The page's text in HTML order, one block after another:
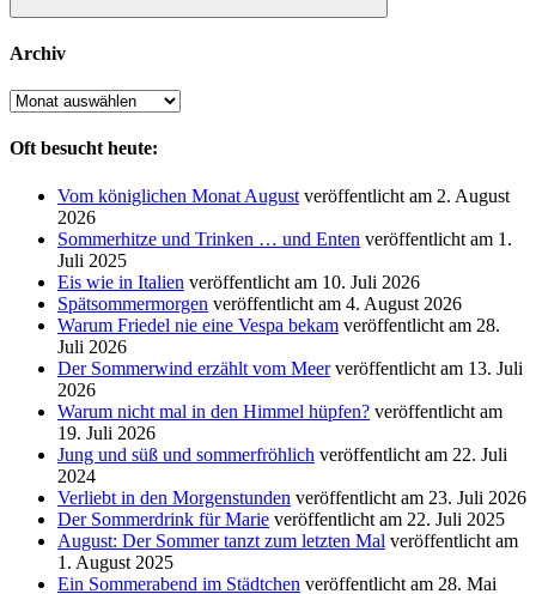
Suchen
Archiv
Archiv
Oft besucht heute:
Vom königlichen Monat August veröffentlicht am 2. August
2026
Sommerhitze und Trinken … und Enten veröffentlicht am 1.
Juli 2025
Eis wie in Italien veröffentlicht am 10. Juli 2026
Spätsommermorgen veröffentlicht am 4. August 2026
Warum Friedel nie eine Vespa bekam veröffentlicht am 28.
Juli 2026
Der Sommerwind erzählt vom Meer veröffentlicht am 13. Juli
2026
Warum nicht mal in den Himmel hüpfen? veröffentlicht am
19. Juli 2026
Jung und süß und sommerfröhlich veröffentlicht am 22. Juli
2024
Verliebt in den Morgenstunden veröffentlicht am 23. Juli 2026
Der Sommerdrink für Marie veröffentlicht am 22. Juli 2025
August: Der Sommer tanzt zum letzten Mal veröffentlicht am
1. August 2025
Ein Sommerabend im Städtchen veröffentlicht am 28. Mai